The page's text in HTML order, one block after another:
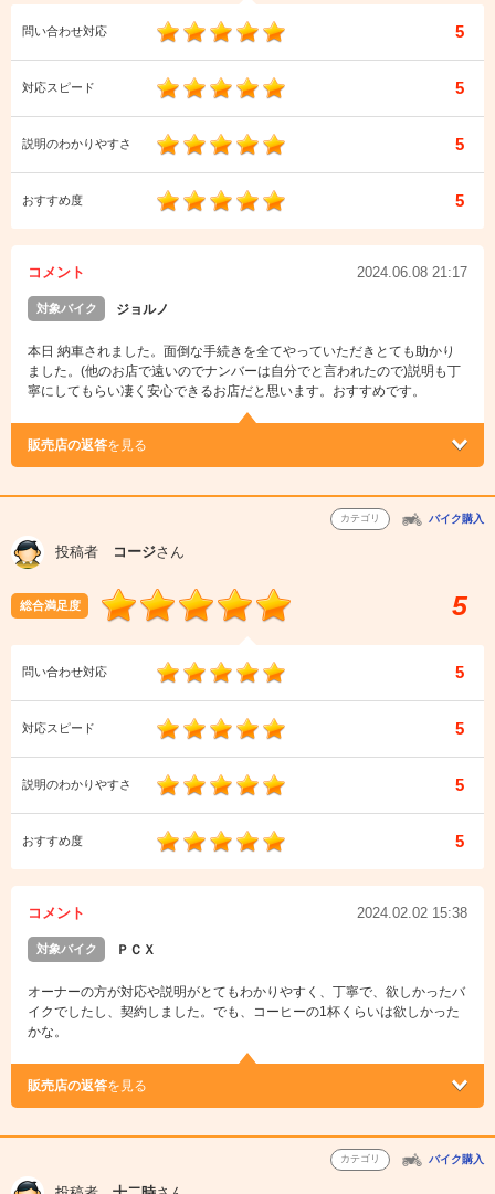
問い合わせ対応 5
対応スピード 5
説明のわかりやすさ 5
おすすめ度 5
コメント 2024.06.08 21:17
対象バイク ジョルノ
本日 納車されました。面倒な手続きを全てやっていただきとても助かり
ました。(他のお店で遠いのでナンバーは自分でと言われたので)説明も丁
寧にしてもらい凄く安心できるお店だと思います。おすすめです。
販売店の返答を見る
カテゴリ バイク購入
投稿者 コージさん
総合満足度 5
問い合わせ対応 5
対応スピード 5
説明のわかりやすさ 5
おすすめ度 5
コメント 2024.02.02 15:38
対象バイク ＰＣＸ
オーナーの方が対応や説明がとてもわかりやすく、丁寧で、欲しかったバ
イクでしたし、契約しました。でも、コーヒーの1杯くらいは欲しかった
かな。
販売店の返答を見る
カテゴリ バイク購入